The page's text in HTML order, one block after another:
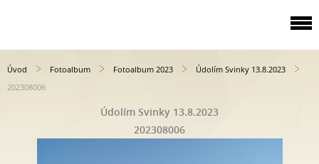
Úvod Fotoalbum Fotoalbum 2023
Údolím Svinky 13.8.2023
202308006
Údolím Svinky 13.8.2023
202308006